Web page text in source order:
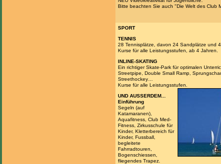
Bitte beachten Sie auch "Die Welt des Club
SPORT
TENNIS
28 Tennisplätze, davon 24 Sandplätze und
Kurse für alle Leistungsstufen, ab 4 Jahren.
INLINE-SKATING
Ein richtiger Skate-Park für optimalen
Streetpipe, Double Small Ramp,
Streethockey…
Kurse für alle Leistungsstufen.
UND AUSSERDEM...
Einführung
Segeln (auf
Katamaranen),
Aquafitness, Club Med-
Fitness, Zirkusschule für
Kinder, Kletterbereich für
Kinder, Fussball,
begleitete
Fahrradtouren,
Bogenschiessen,
fliegendes Trapez.